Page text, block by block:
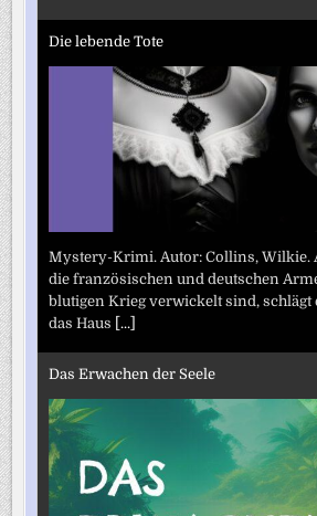
Die lebende Tote
Mystery-Krimi. Autor: Collins, Wilkie.
die französischen und deutschen
blutigen Krieg verwickelt sind, schlägt
das Haus
[...]
Das Erwachen der Seele